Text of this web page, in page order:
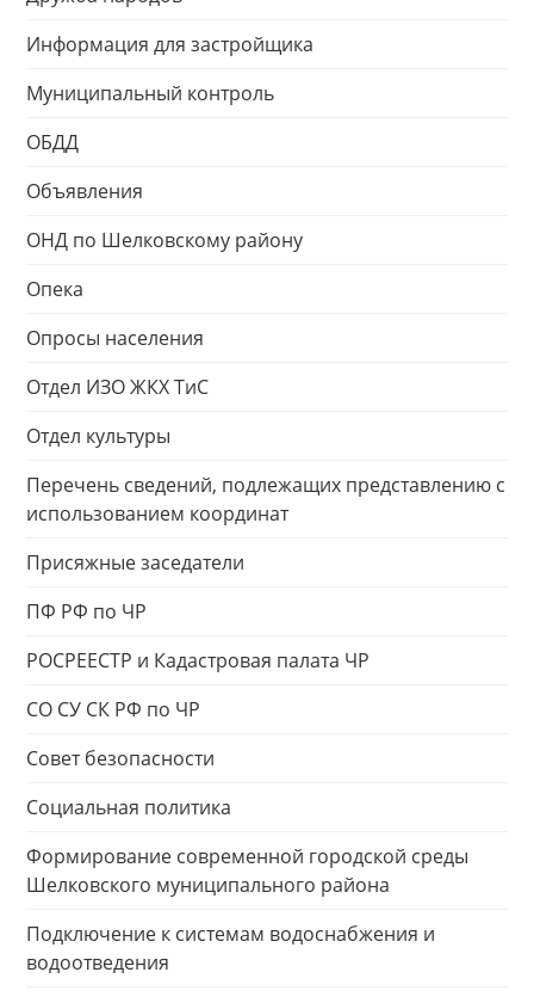
Информация для застройщика
Муниципальный контроль
ОБДД
Объявления
ОНД по Шелковскому району
Опека
Опросы населения
Отдел ИЗО ЖКХ ТиС
Отдел культуры
Перечень сведений, подлежащих представлению с
использованием координат
Присяжные заседатели
ПФ РФ по ЧР
РОСРЕЕСТР и Кадастровая палата ЧР
СО СУ СК РФ по ЧР
Совет безопасности
Социальная политика
Формирование современной городской среды
Шелковского муниципального района
Подключение к системам водоснабжения и
водоотведения